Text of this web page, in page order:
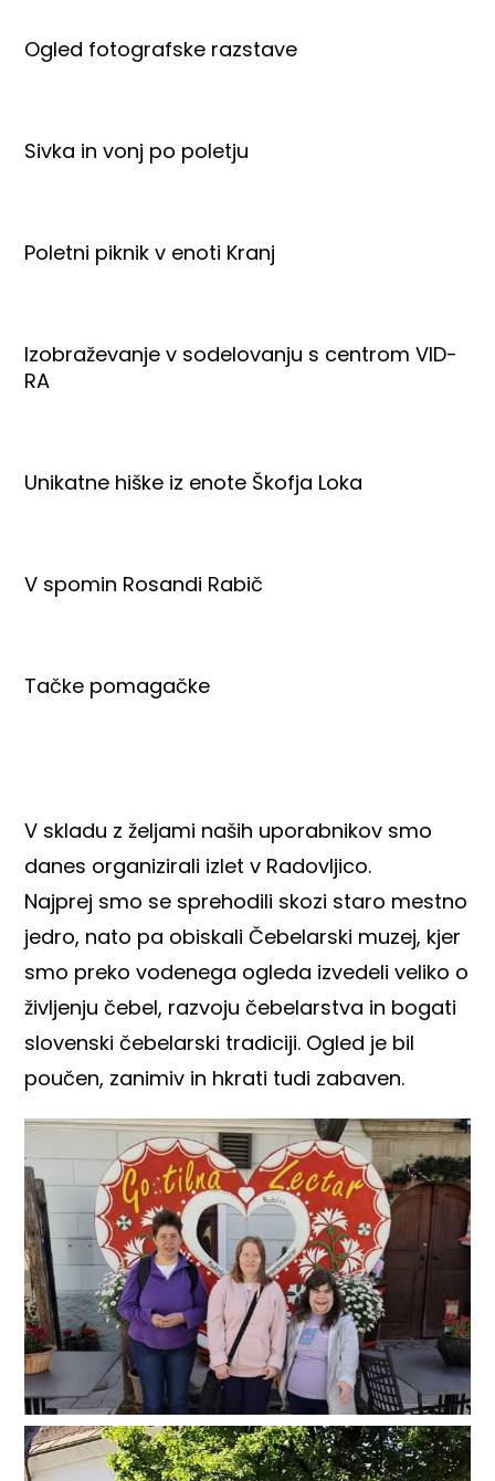
Ogled fotografske razstave
Sivka in vonj po poletju
Poletni piknik v enoti Kranj
Izobraževanje v sodelovanju s centrom VID-
RA
Unikatne hiške iz enote Škofja Loka
V spomin Rosandi Rabič
Tačke pomagačke
V skladu z željami naših uporabnikov smo
danes organizirali izlet v Radovljico.
Najprej smo se sprehodili skozi staro mestno
jedro, nato pa obiskali Čebelarski muzej, kjer
smo preko vodenega ogleda izvedeli veliko o
življenju čebel, razvoju čebelarstva in bogati
slovenski čebelarski tradiciji. Ogled je bil
poučen, zanimiv in hkrati tudi zabaven.